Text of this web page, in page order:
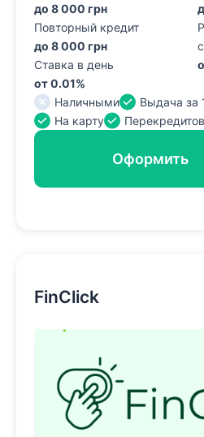
до 8 000 грн
Повторный кредит
до 8 000 грн
Ставка в день
от 0.01%
Наличными
Выдача за
На карту
Оформить
FinClick